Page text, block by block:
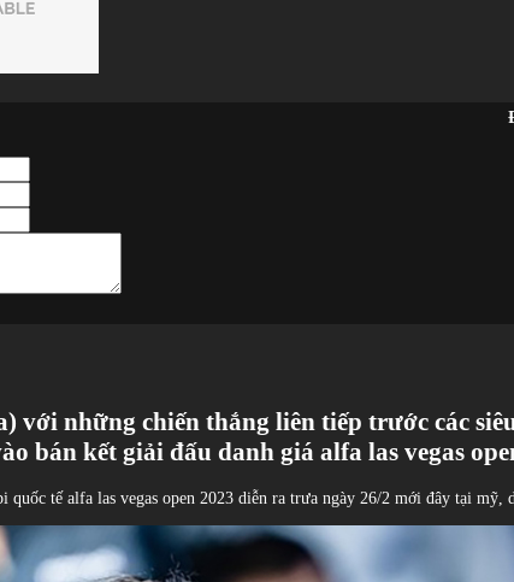
với những chiến thắng liên tiếp trước các
bán kết giải đấu danh giá alfa las vegas
tế alfa las vegas open 2023 diễn ra trưa ngày 26/2 mới đây tại mỹ,